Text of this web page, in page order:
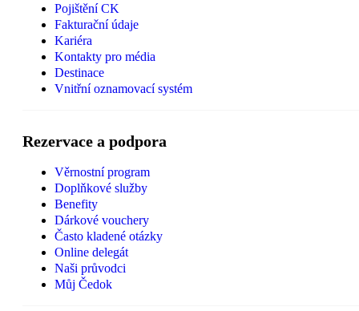
Pojištění CK
Fakturační údaje
Kariéra
Kontakty pro média
Destinace
Vnitřní oznamovací systém
Rezervace a podpora
Věrnostní program
Doplňkové služby
Benefity
Dárkové vouchery
Často kladené otázky
Online delegát
Naši průvodci
Můj Čedok